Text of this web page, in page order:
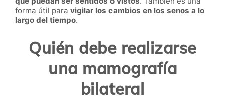
forma útil para vigilar los cambios en los senos a lo
largo del tiempo.
Quién debe realizarse
una mamografía
bilateral